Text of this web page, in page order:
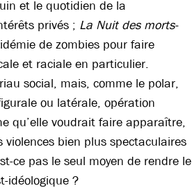
et le quotidien de la
privés ; La Nuit des morts-
de zombies pour faire
et raciale en particulier.
social, mais, comme le polar,
ou latérale, opération
qu’elle voudrait faire apparaître,
bien plus spectaculaires
ce pas le seul moyen de rendre le
idéologique ?